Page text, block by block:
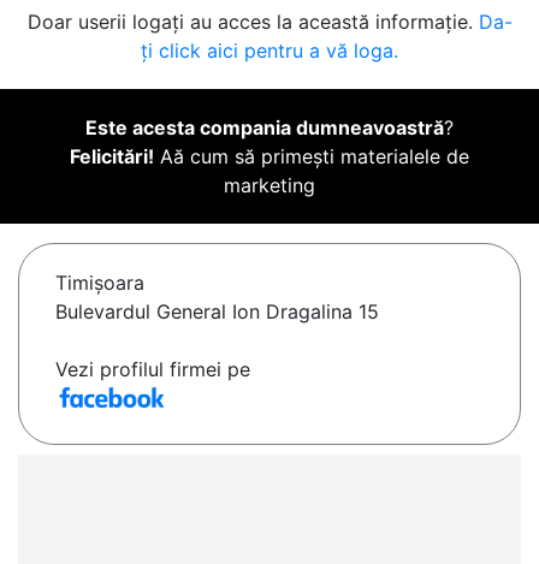
Doar userii logați au acces la această informație. Da-
ți click aici pentru a vă loga.
Este acesta compania dumneavoastră?
Felicitări! Aă cum să primești materialele de
marketing
Timişoara
Bulevardul General Ion Dragalina 15
Vezi profilul firmei pe